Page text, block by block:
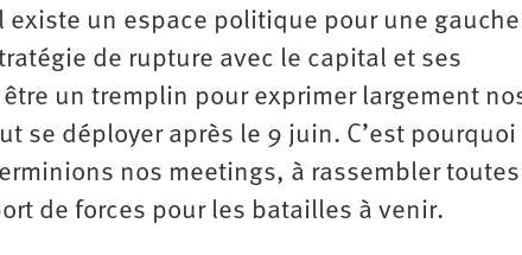
existe un espace politique pour une gauche
de rupture avec le capital et ses
un tremplin pour exprimer largement
se déployer après le 9 juin. C’est pourquoi
nos meetings, à rassembler
de forces pour les batailles à venir.